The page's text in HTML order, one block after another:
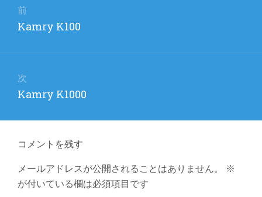
シ
前
前
Kamry K100
次
次
投
Kamry K1000
コメントを残す
メールアドレスが公開されることはありません。
※
が付いている欄は必須項目です